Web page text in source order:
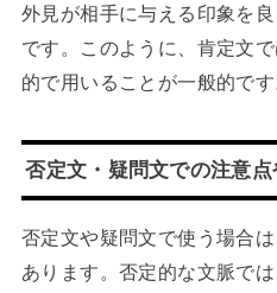
外見が相手に与える印象を
です。このように、肯定文
的で用いることが一般的です
否定文・疑問文での注意
否定文や疑問文で使う場合
あります。否定的な文脈で